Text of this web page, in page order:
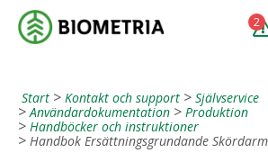
2
Start Kontakt och support
Självservice
Användardokumentation
Produktion
Handböcker och instruktioner
Handbok Ersättningsgrundande